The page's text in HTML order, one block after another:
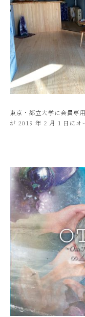
東京・都立大学に会員専
が 2019 年 2 月 1 日にオ